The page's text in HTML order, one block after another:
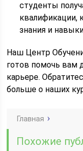
студенты
квалификации,
знания и
Наш Центр
готов помочь вам
карьере.
больше о наших
Главная
Похожие